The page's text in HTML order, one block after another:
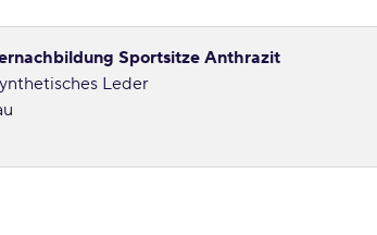
Sportsitze Anthrazit
Leder